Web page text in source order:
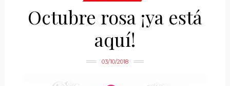
Octubre rosa ¡ya está
aquí!
03/10/2018